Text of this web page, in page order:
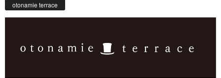
otonamie terrace